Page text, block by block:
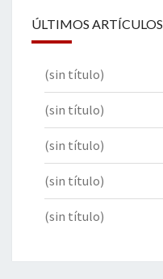
ÚLTIMOS ARTÍCULOS
(sin título)
(sin título)
(sin título)
(sin título)
(sin título)